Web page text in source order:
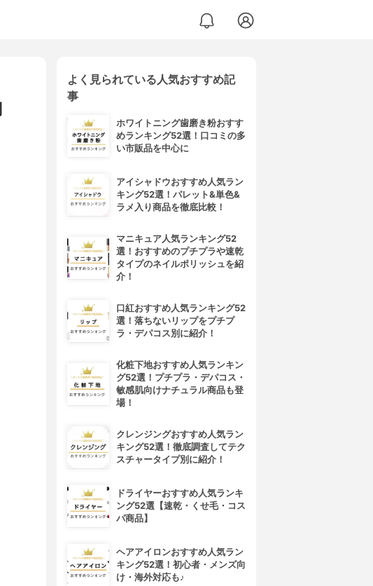
よく見られている人気おすすめ記
事
ホワイトニング歯磨き粉おすす
めランキング52選！口コミの多
い市販品を中心に
アイシャドウおすすめ人気ラン
キング52選！パレット&単色&
ラメ入り商品を徹底比較！
マニキュア人気ランキング52
選！おすすめのプチプラや速乾
タイプのネイルポリッシュを紹
介！
口紅おすすめ人気ランキング52
選！落ちないリップをプチプ
ラ・デパコス別に紹介！
化粧下地おすすめ人気ランキン
グ52選！プチプラ・デパコス・
敏感肌向けナチュラル商品も登
場！
クレンジングおすすめ人気ラン
キング52選！徹底調査してテク
スチャータイプ別に紹介！
ドライヤーおすすめ人気ランキ
ング52選【速乾・くせ毛・コス
パ商品】
ヘアアイロンおすすめ人気ラン
キング52選！初心者・メンズ向
け・海外対応も♪